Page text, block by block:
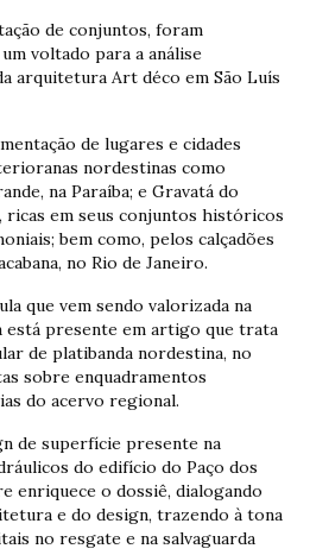
de conjuntos, foram
voltado para a análise
arquitetura Art déco em São Luís
de lugares e cidades
nordestinas como
na Paraíba; e Gravatá do
ricas em seus conjuntos históricos
bem como, pelos calçadões
no Rio de Janeiro.
que vem sendo valorizada na
está presente em artigo que trata
de platibanda nordestina, no
sobre enquadramentos
do acervo regional.
de superfície presente na
do edifício do Paço dos
enriquece o dossiê, dialogando
e do design, trazendo à tona
no resgate e na salvaguarda